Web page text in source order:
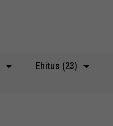
Ehitus (23)